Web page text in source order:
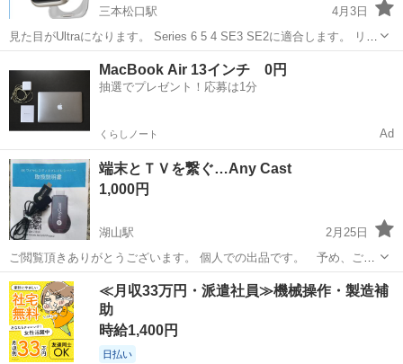
三本松口駅
4月3日
見た目がUltraになります。 Series 6 5 4 SE3 SE2に適合します。 リュ
ーズ部分に小傷ありますが、全体的に状態は良いと思います。
その他 Apple Watch
MacBook Air 13インチ 0円
抽選でプレゼント！応募は1分
くらしノート Ad
端末とＴＶを繋ぐ…Any Cast
1,000円
湖山駅
2月25日
ご閲覧頂きありがとうございます。 個人での出品です。 予め、ご了
承下さい。 ご案内致しますのは 端末とＴＶを繋ぐ…Any Cast で
す。 ★ 現品のみです。 ★ 接続保々はYouTubeで案内しています。
☆ 素...
鳥取 鳥取市 湖山駅 その他 Any
≪月収33万円・派遣社員≫機械操作・製造補
助
時給1,400円
日払い